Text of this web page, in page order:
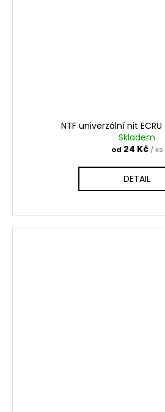
NTF univerzální nit ECRU
Skladem
od 24 Kč / ks
DETAIL